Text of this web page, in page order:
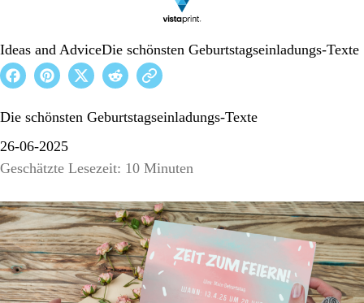
Ideas and AdviceDie schönsten Geburtstagseinladungs-Texte
Die schönsten Geburtstagseinladungs-Texte
26-06-2025
Geschätzte Lesezeit: 10 Minuten